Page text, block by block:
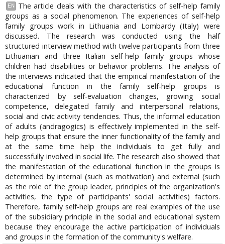
EN
The article deals with the characteristics of self-help family
groups as a social phenomenon. The experiences of self-help
family groups work in Lithuania and Lombardy (Italy) were
discussed. The research was conducted using the half
structured interview method with twelve participants from three
Lithuanian and three Italian self-help family groups whose
children had disabilities or behavior problems. The analysis of
the interviews indicated that the empirical manifestation of the
educational function in the family self-help groups is
characterized by self-evaluation changes, growing social
competence, delegated family and interpersonal relations,
social and civic activity tendencies. Thus, the informal education
of adults (andragogics) is effectively implemented in the self-
help groups that ensure the inner functionality of the family and
at the same time help the individuals to get fully and
successfully involved in social life. The research also showed that
the manifestation of the educational function in the groups is
determined by internal (such as motivation) and external (such
as the role of the group leader, principles of the organization's
activities, the type of participants' social activities) factors.
Therefore, family self-help groups are real examples of the use
of the subsidiary principle in the social and educational system
because they encourage the active participation of individuals
and groups in the formation of the community's welfare.